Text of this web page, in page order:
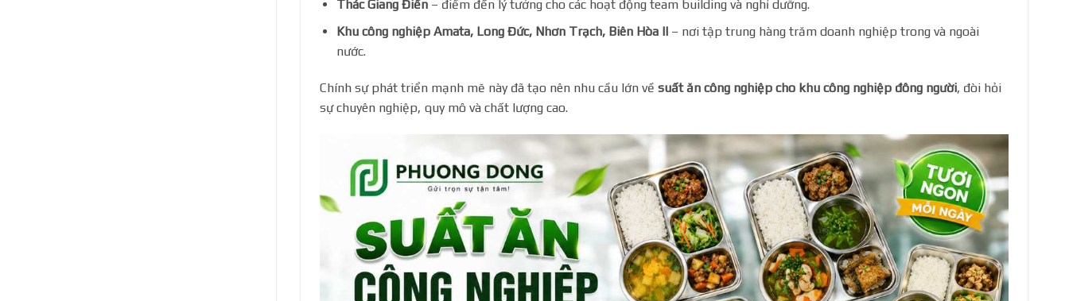
Thác Giang Điền– điểm đến lý tưởng cho các hoạt động team building và nghỉ dưỡng.
Khu công nghiệp Amata, Long Đức, Nhơn Trạch, Biên Hòa II– nơi tập trung hàng trăm doanh nghiệp trong và ngoài
nước.
Chính sự phát triển mạnh mẽ này đã tạo nên nhu cầu lớn về suất ăn công nghiệp cho khu công nghiệp đông người, đòi hỏi
sự chuyên nghiệp, quy mô và chất lượng cao.